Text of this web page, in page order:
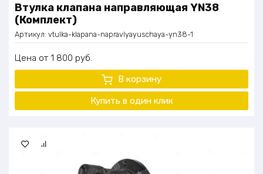
Втулка клапана направляющая YN38
(Комплект)
Артикул: vtulka-klapana-napravlyayuschaya-yn38-1
Цена 1 800 руб.
В корзину
Купить в один клик